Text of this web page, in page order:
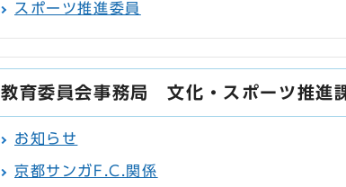
スポーツ推進委員
教育委員会事務局 文化・スポーツ推進
お知らせ
京都サンガF.C.関係